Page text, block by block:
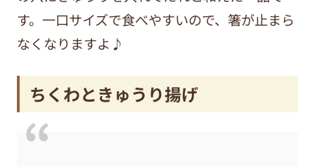
す。一口サイズで食べやすいので、箸が止まら
なくなりますよ♪
ちくわときゅうり揚げ